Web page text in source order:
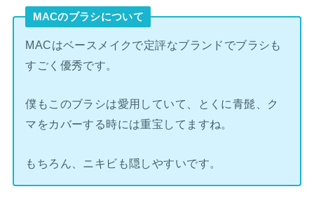
MACのブラシについて
MACはベースメイクで定評なブランドでブラシも
すごく優秀です。
僕もこのブラシは愛用していて、とくに青髭、ク
マをカバーする時には重宝してますね。
もちろん、ニキビも隠しやすいです。